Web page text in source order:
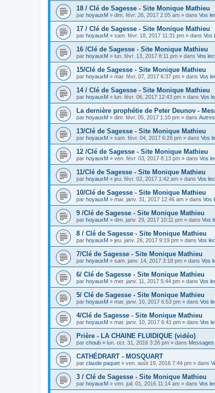
18 / Clé de Sagesse - Site Monique Mathieu
par hoyauxM » dim. févr. 26, 2017 2:05 am » dans Vos
17 / Clé de Sagesse - Site Monique Mathieu
par hoyauxM » sam. févr. 18, 2017 11:31 pm » dans Vos
16 /Clé de Sagesse - Site Monique Mathieu
par hoyauxM » lun. févr. 13, 2017 8:11 pm » dans Vos
15/Clé de Sagesse - Site Monique Mathieu
par hoyauxM » mar. févr. 07, 2017 6:37 pm » dans Vos
14 / Clé de Sagesse - Site Monique Mathieu
par hoyauxM » lun. févr. 06, 2017 12:43 pm » dans Vos
La dernière prophétie de Peter Deunov -
par hoyauxM » dim. févr. 05, 2017 1:10 pm » dans
13/Clé de Sagesse - Site Monique Mathieu
par hoyauxM » sam. févr. 04, 2017 6:26 pm » dans Vos
12 /Clé de Sagesse - Site Monique Mathieu
par hoyauxM » ven. févr. 03, 2017 8:13 pm » dans Vos
11/Clé de Sagesse - Site Monique Mathieu
par hoyauxM » jeu. févr. 02, 2017 1:42 am » dans Vos
10/Clé de Sagesse - Site Monique Mathieu
par hoyauxM » mar. janv. 31, 2017 12:46 am » dans Vos
9 /Clé de Sagesse - Site Monique Mathieu
par hoyauxM » dim. janv. 29, 2017 10:11 pm » dans Vos
8 / Clé de Sagesse - Site Monique Mathieu
par hoyauxM » jeu. janv. 26, 2017 9:19 pm » dans Vos
7/Clé de Sagesse - Site Monique Mathieu
par hoyauxM » sam. janv. 14, 2017 3:18 pm » dans Vos
6/ Clé de Sagesse - Site Monique Mathieu
par hoyauxM » mer. janv. 11, 2017 5:44 pm » dans Vos
5/ Clé de Sagesse - Site Monique Mathieu
par hoyauxM » mar. janv. 10, 2017 6:53 pm » dans Vos
4/Clé de Sagesse - Site Monique Mathieu
par hoyauxM » mar. janv. 10, 2017 6:41 pm » dans Vos
Prière - LA CHAINE FLUIDIQUE (vidéo)
par choub » lun. oct. 31, 2016 3:26 pm » dans Messages
CATHÉDRART - MOSQUART
par claude paquet » ven. août 19, 2016 7:44 pm » dans
3 / Clé de Sagesse - Site Monique Mathieu
par hoyauxM » ven. juil. 01, 2016 11:14 am » dans Vos